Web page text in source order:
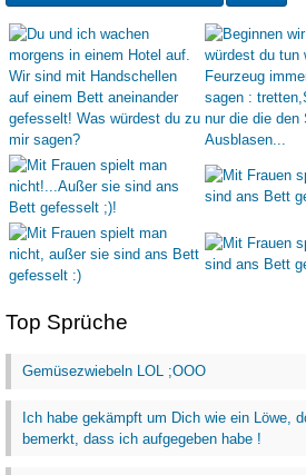
Top Sprüche
Gemüsezwiebeln LOL ;OOO
Ich habe gekämpft um Dich wie ein Löwe,
bemerkt, dass ich aufgegeben habe !